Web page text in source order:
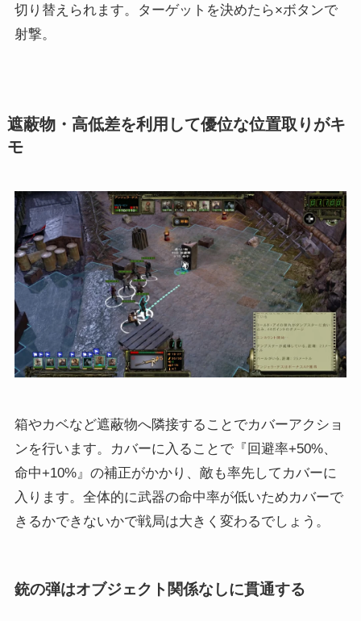
切り替えられます。ターゲットを決めたら×ボタンで
射撃。
遮蔽物・高低差を利用して優位な位置取りがキ
モ
箱やカベなど遮蔽物へ隣接することでカバーアクショ
ンを行います。カバーに入ることで『回避率+50%、
命中+10%』の補正がかかり、敵も率先してカバーに
入ります。全体的に武器の命中率が低いためカバーで
きるかできないかで戦局は大きく変わるでしょう。
銃の弾はオブジェクト関係なしに貫通する